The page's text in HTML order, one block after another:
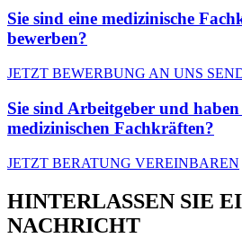
Sie sind eine medizinische
bewerben?
JETZT BEWERBUNG AN UNS
Sie sind Arbeitgeber und
medizinischen Fachkräften?
JETZT BERATUNG VEREINBAREN
HINTERLASSEN SIE
NACHRICHT